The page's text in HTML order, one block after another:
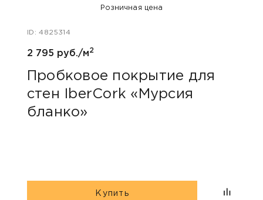
Розничная цена
ID: 4825314
2 795 руб./м2
Пробковое покрытие для
стен IberCork «Мурсия
бланко»
Купить